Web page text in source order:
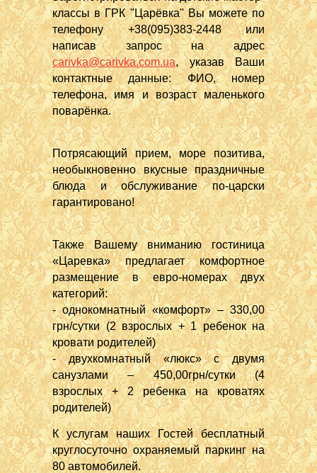
классы в ГРК "Царёвка" Вы можете по
телефону +38(095)383-2448 или
написав запрос на адрес
carivka@carivka.com.ua, указав Ваши
контактные данные: ФИО, номер
телефона, имя и возраст маленького
поварёнка.
Потрясающий прием, море позитива,
необыкновенно вкусные праздничные
блюда и обслуживание по-царски
гарантировано!
Также Вашему вниманию гостиница
«Царевка» предлагает комфортное
размещение в евро-номерах двух
категорий:
- однокомнатный «комфорт» – 330,00
грн/сутки (2 взрослых + 1 ребенок на
кровати родителей)
- двухкомнатный «люкс» с двумя
санузлами – 450,00грн/сутки (4
взрослых + 2 ребенка на кроватях
родителей)
К услугам наших Гостей бесплатный
круглосуточно охраняемый паркинг на
80 автомобилей.